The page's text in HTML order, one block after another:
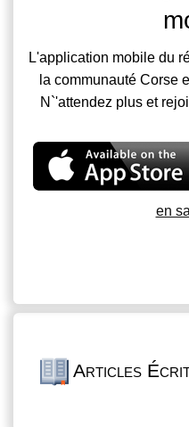
L'application mobile du
la communauté Corse
N`'attendez plus et
en
Articles